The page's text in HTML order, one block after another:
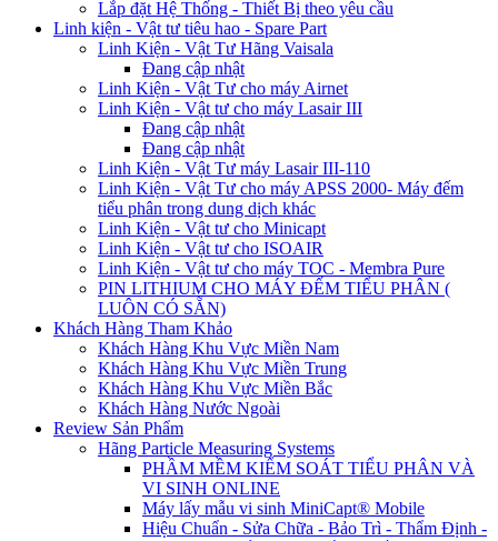
Lắp đặt Hệ Thống - Thiết Bị theo yêu cầu
Linh kiện - Vật tư tiêu hao - Spare Part
Linh Kiện - Vật Tư Hãng Vaisala
Đang cập nhật
Linh Kiện - Vật Tư cho máy Airnet
Linh Kiện - Vật tư cho máy Lasair III
Đang cập nhật
Đang cập nhật
Linh Kiện - Vật Tư máy Lasair III-110
Linh Kiện - Vật Tư cho máy APSS 2000- Máy đếm
tiểu phân trong dung dịch khác
Linh Kiện - Vật tư cho Minicapt
Linh Kiện - Vật tư cho ISOAIR
Linh Kiện - Vật tư cho máy TOC - Membra Pure
PIN LITHIUM CHO MÁY ĐẾM TIỂU PHÂN (
LUÔN CÓ SẴN)
Khách Hàng Tham Khảo
Khách Hàng Khu Vực Miền Nam
Khách Hàng Khu Vực Miền Trung
Khách Hàng Khu Vực Miền Bắc
Khách Hàng Nước Ngoài
Review Sản Phẩm
Hãng Particle Measuring Systems
PHẦM MỀM KIỂM SOÁT TIỂU PHÂN VÀ
VI SINH ONLINE
Máy lấy mẫu vi sinh MiniCapt® Mobile
Hiệu Chuẩn - Sửa Chữa - Bảo Trì - Thẩm Định -